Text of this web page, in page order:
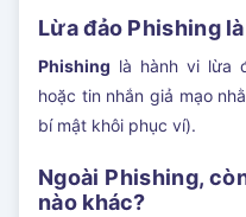
Lừa đảo Phishing
Phishing là hành vi lừa
hoặc tin nhắn giả mạo
bí mật khôi phục ví).
Ngoài Phishing,
nào khác?